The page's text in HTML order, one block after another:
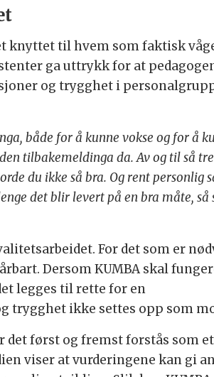
knyttet til hvem som faktisk
ga uttrykk for at
og trygghet i
både for å kunne vokse og for å
tilbakemeldinga da. Av og til så
du ikke så bra. Og rent personlig
det blir levert på en bra måte, så
For det som er
Dersom KUMBA skal
legges til rette for en
ikke settes opp som
det først og fremst forstås
viser at vurderingene kan gi